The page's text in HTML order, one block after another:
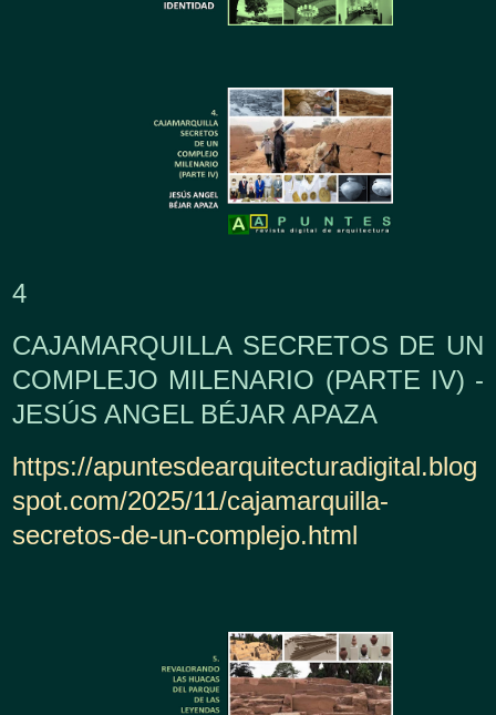
4
CAJAMARQUILLA SECRETOS DE UN
COMPLEJO MILENARIO (PARTE IV) -
JESÚS ANGEL BÉJAR APAZA
https://apuntesdearquitecturadigital.blog
spot.com/2025/11/cajamarquilla-
secretos-de-un-complejo.html